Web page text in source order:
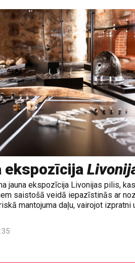
ekspozīcija
jauna ekspozīcija Livonijas pilis,
saistošā veidā iepazīstinās ar
mantojuma daļu, vairojot izpratni